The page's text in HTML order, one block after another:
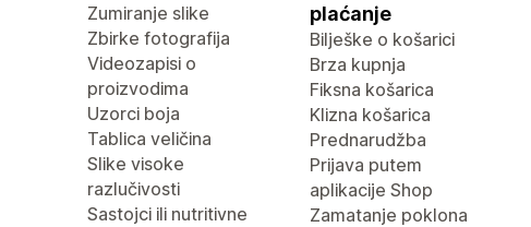
Zumiranje slike
Zbirke fotografija
Videozapisi o
proizvodima
Uzorci boja
Tablica veličina
Slike visoke
razlučivosti
Sastojci ili nutritivne
plaćanje
Bilješke o košarici
Brza kupnja
Fiksna košarica
Klizna košarica
Prednarudžba
Prijava putem
aplikacije Shop
Zamatanje poklona